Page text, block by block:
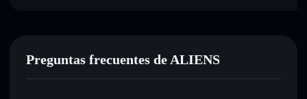
Preguntas frecuentes de ALIENS